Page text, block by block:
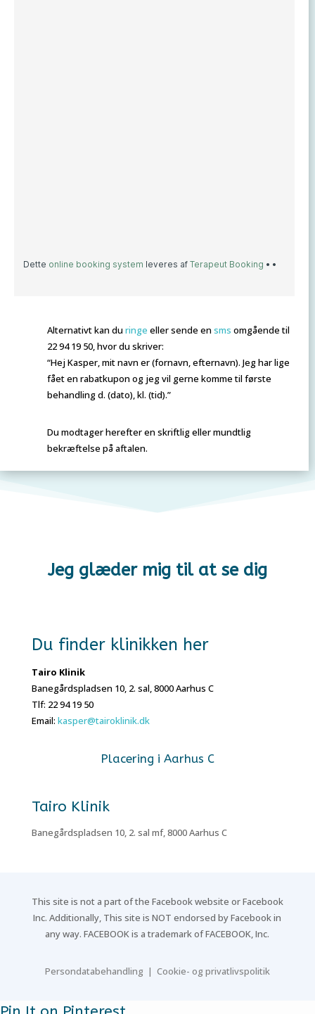
Alternativt kan duringe eller sende ensms omgående til
22 94 19 50, hvor du skriver:
“Hej Kasper, mit navn er (fornavn, efternavn). Jeg har lige
fået en rabatkupon og jeg vil gerne komme til første
behandling d. (dato), kl. (tid).”
Du modtager herefter en skriftlig eller mundtlig
bekræftelse på aftalen.
Jeg glæder mig til at se dig
Du finder klinikken her
Tairo Klinik
Banegårdspladsen 10, 2. sal, 8000 Aarhus C
Tlf: 22 94 19 50
Email: kasper@tairoklinik.dk
Placering i Aarhus C
Tairo Klinik
Banegårdspladsen 10, 2. sal mf, 8000 Aarhus C
This site is not a part of the Facebook website or Facebook
Inc. Additionally, This site is NOT endorsed by Facebook in
any way. FACEBOOK is a trademark of FACEBOOK, Inc.
Persondatabehandling | Cookie- og privatlivspolitik